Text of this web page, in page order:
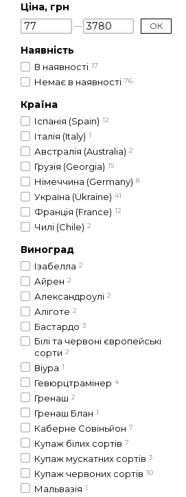
Ціна, грн
ОК
Наявність
В наявності 17
Немає в наявності 76
Країна
Іспанія (Spain) 12
Італія (Italy) 1
Австралія (Australia) 2
Грузія (Georgia) 15
Німеччина (Germany) 8
Україна (Ukraine) 41
Франція (France) 12
Чилі (Chile) 2
Виноград
Ізабелла 2
Айрен 2
Александроулі 2
Аліготе 2
Бастардо 3
Білі та червоні європейські
сорти 2
Віура 1
Гевюрцтрамінер 4
Гренаш 2
Гренаш Блан 1
Каберне Совіньйон 7
Купаж білих сортів 7
Купаж мускатних сортів 3
Купаж червоних сортів 10
Мальвазія 1